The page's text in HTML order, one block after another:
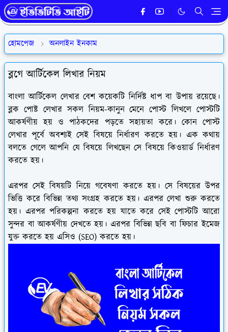
হোমপেজ অনলাইন ইনকাম
ব্লগে আর্টিকেল লিখার নিয়ম
বাংলা আর্টিকেল লেখার বেশ কয়েকটি নির্দিষ্ট ধাপ বা উপায় রয়েছে।
ব্লক পোষ্ট লেখার সকল নিয়ম-কানুন মেনে পোস্ট লিখলে পোস্টটি
আকর্ষণীয় হয় ও পাঠকদের পড়তে সহায়তা করে। কোন পোস্ট
লেখার পূর্বে অবশ্যই সেই বিষয়ে নির্ধারণ করতে হয়। এক কথায়
বলতে গেলে আপনি যে বিষয়ে লিখছেন সে বিষয়ে কিওয়ার্ড নির্ধারণ
করতে হয়।
এরপর সেই বিষয়টি নিয়ে গবেষণা করতে হয়। সে বিষয়ের উপর
ভিত্তি করে বিভিন্ন তথ্য সংগ্রহ করতে হয়। এরপর লেখা শুরু করতে
হয়। এরপর পরিকল্পনা করতে হয় যাতে করে সেই পোস্টটি আরো
সুন্দর বা আকর্ষণীয় দেখতে হয়। এরপর বিভিন্ন ছবি বা ফিচার ইমেজ
যুক্ত করতে হয় এসিও (SEO) করতে হয়।